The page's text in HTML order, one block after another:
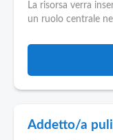
Offerte
Area
La risorsa verra
un ruolo centrale
Addetto/a